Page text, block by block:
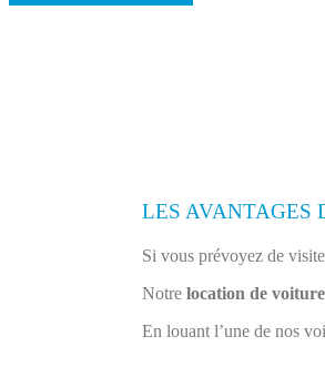
LES AVANTAGES
Si vous prévoyez de
Notre location de voiture
En louant l’une de nos